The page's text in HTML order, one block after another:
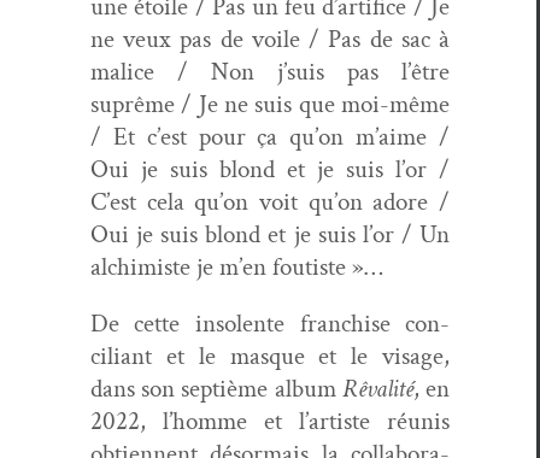
une étoile / Pas un feu d’artifice / Je
ne veux pas de voile / Pas de sac à
mal­ice / Non j’suis pas l’être
suprême / Je ne suis que moi-même
/ Et c’est pour ça qu’on m’aime /
Oui je suis blond et je suis l’or /
C’est cela qu’on voit qu’on adore /
Oui je suis blond et je suis l’or / Un
alchimiste je m’en foutiste »…
De cette inso­lente fran­chise con­
ciliant et le masque et le vis­age,
dans son sep­tième albumRêval­ité, en
2022, l’homme et l’artiste réu­nis